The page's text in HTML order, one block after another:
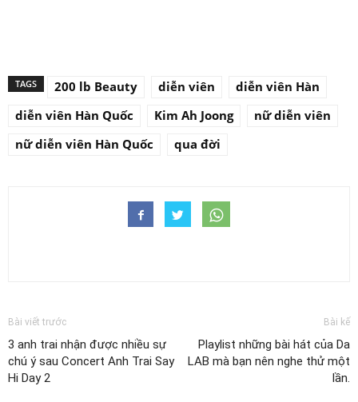
TAGS 200 lb Beauty diễn viên
diễn viên Hàn
diễn viên Hàn Quốc
Kim Ah Joong
nữ diễn viên
nữ diễn viên Hàn Quốc
qua đời
Bài viết trước
3 anh trai nhận được nhiều sự
chú ý sau Concert Anh Trai Say
Hi Day 2
Bài kế
Playlist những bài hát của Da
LAB mà bạn nên nghe thử một
lần.